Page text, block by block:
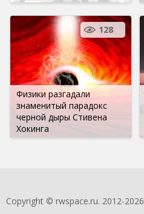
Физики разгадали
знаменитый парадокс
черной дыры Стивена
Хокинга
128
Copyright © rwspace.ru. 2012-2026